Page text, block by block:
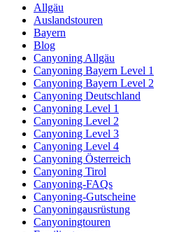
Allgäu
Auslandstouren
Bayern
Blog
Canyoning Allgäu
Canyoning Bayern Level 1
Canyoning Bayern Level 2
Canyoning Deutschland
Canyoning Level 1
Canyoning Level 2
Canyoning Level 3
Canyoning Level 4
Canyoning Österreich
Canyoning Tirol
Canyoning-FAQs
Canyoning-Gutscheine
Canyoningausrüstung
Canyoningtouren